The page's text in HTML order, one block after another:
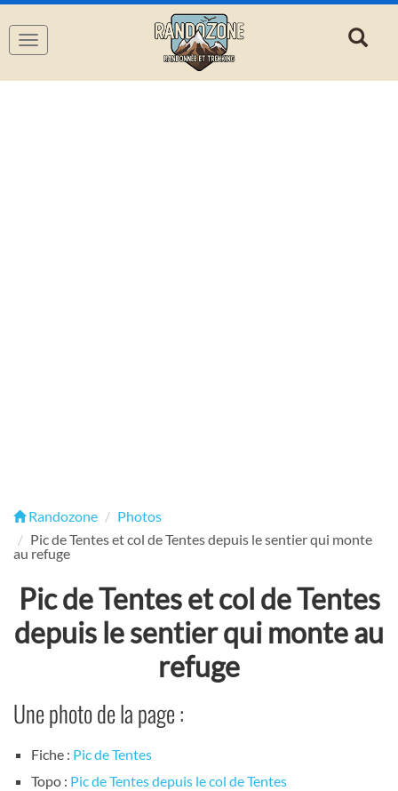
Navigation
Randozone
Photos
Pic de Tentes et col de Tentes depuis le sentier qui monte
au refuge
Pic de Tentes et col de Tentes
depuis le sentier qui monte au
refuge
Une photo de la page :
Fiche : Pic de Tentes
Topo : Pic de Tentes depuis le col de Tentes